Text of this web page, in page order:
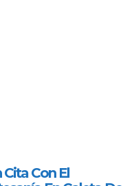
Con El